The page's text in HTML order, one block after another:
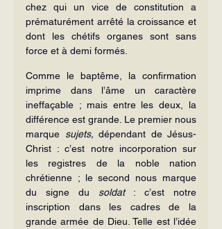
chez qui un vice de constitution a
prématurément arrêté la croissance et
dont les chétifs organes sont sans
force et à demi formés.
Comme le baptême, la confirmation
imprime dans l’âme un caractère
ineffaçable ; mais entre les deux, la
différence est grande. Le premier nous
marque sujets, dépendant de Jésus-
Christ : c’est notre incorporation sur
les registres de la noble nation
chrétienne ; le second nous marque
du signe du soldat : c’est notre
inscription dans les cadres de la
grande armée de Dieu. Telle est l’idée